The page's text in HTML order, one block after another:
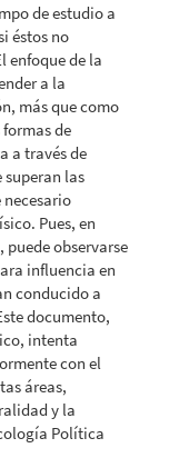
de estudio a
éstos no
enfoque de la
a la
más que como
de
a través de
superan las
necesario
Pues, en
observarse
influencia en
conducido a
documento,
intenta
con el
áreas,
y la
Política